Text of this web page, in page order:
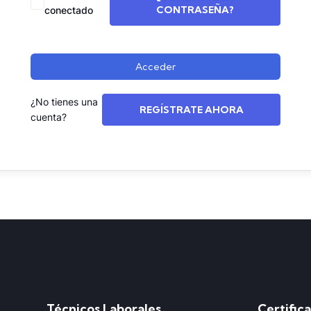
conectado
CONTRASEÑA?
Acceder
¿No tienes una
cuenta?
REGÍSTRATE AHORA